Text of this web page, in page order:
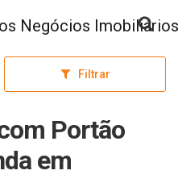
Filtrar
Portão
em